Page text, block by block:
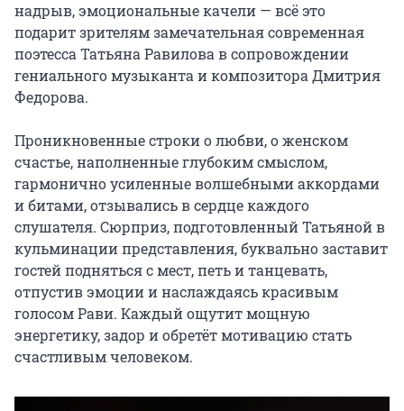
надрыв, эмоциональные качели — всё это
подарит зрителям замечательная современная
поэтесса Татьяна Равилова в сопровождении
гениального музыканта и композитора Дмитрия
Федорова.
Проникновенные строки о любви, о женском
счастье, наполненные глубоким смыслом,
гармонично усиленные волшебными аккордами
и битами, отзывались в сердце каждого
слушателя. Сюрприз, подготовленный Татьяной в
кульминации представления, буквально заставит
гостей подняться с мест, петь и танцевать,
отпустив эмоции и наслаждаясь красивым
голосом Рави. Каждый ощутит мощную
энергетику, задор и обретёт мотивацию стать
счастливым человеком.